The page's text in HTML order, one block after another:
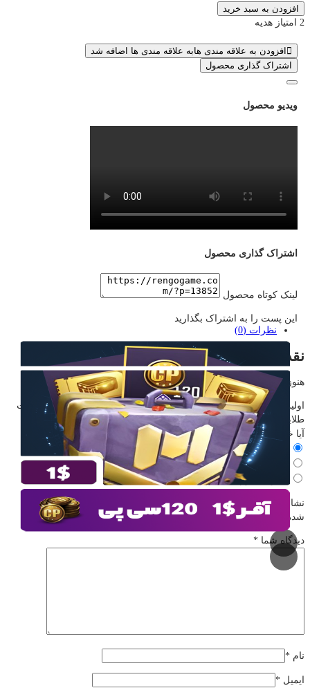
+
کارت
طلایی
عدد
بود.
افزودن به سبد خرید
2 امتیاز هدیه
افزودن به علاقه مندی هابه علاقه مندی ها اضافه شد
اشتراک گذاری محصول
ویدیو محصول
اشتراک گذاری محصول
لینک کوتاه محصول
این پست را به اشتراک بگذارید
نظرات (0)
نقد و بررسی‌ها
هنوز بررسی‌ای ثبت نشده است.
اولین کسی باشید که دیدگاهی می نویسد “لیمیتد آفر 120 سی پی + کارت
طلایی”
آیا خرید این محصول را پیشنهاد میکنید؟
بله، پیشنهاد میکنم
خیر، پیشنهاد نمیکنم
نظری ندارم
نشانی ایمیل شما منتشر نخواهد شد.
بخش‌های موردنیاز علامت‌گذاری
شده‌اند
*
دیدگاه شما *
نام *
ایمیل *